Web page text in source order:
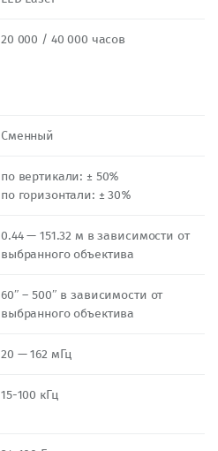
20 000 / 40 000 часов
Сменный
по вертикали: ± 50%
по горизонтали: ± 30%
0.44 — 151.32 м в зависимости от
выбранного объектива
60″ – 500″ в зависимости от
выбранного объектива
20 — 162 мГц
15-100 кГц